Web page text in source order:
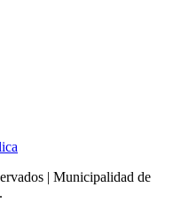
| Municipalidad de